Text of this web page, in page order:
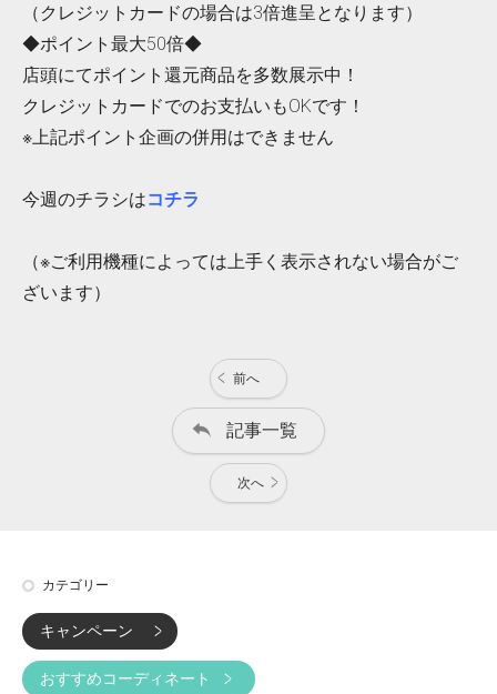
（クレジットカードの場合は3倍進呈となります）
◆ポイント最大50倍◆
店頭にてポイント還元商品を多数展示中！
クレジットカードでのお支払いもOKです！
※上記ポイント企画の併用はできません
今週のチラシはコチラ
（※ご利用機種によっては上手く表示されない場合がご
ざいます）
前へ
記事一覧
次へ
カテゴリー
キャンペーン
おすすめコーディネート